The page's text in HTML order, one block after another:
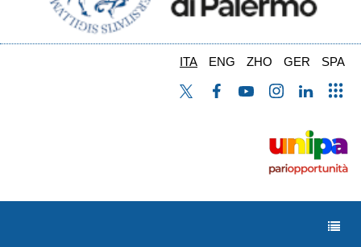
ITA ENG ZHO GER SPA